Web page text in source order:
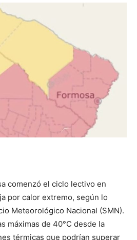
Verdad
es
comenzó el ciclo lectivo en
por calor extremo, según lo
Meteorológico Nacional (SMN).
máximas de 40°C desde la
térmicas que podrían superar